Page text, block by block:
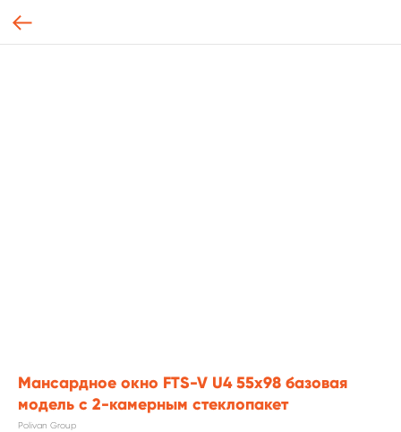
Мансардное окно FTS-V U4 55х98 базовая
модель с 2-камерным стеклопакет
Polivan Group